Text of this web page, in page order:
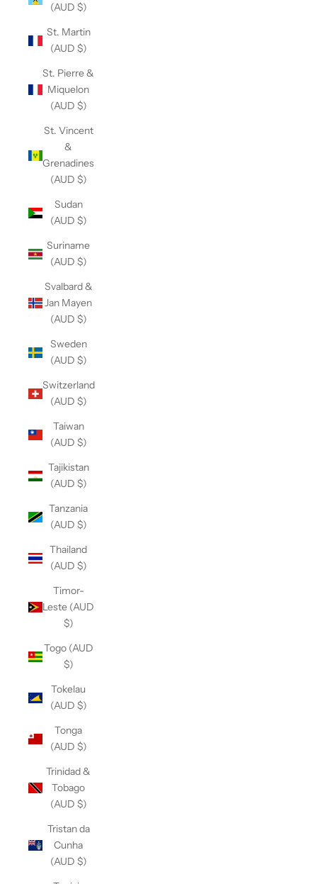
(AUD $)
St. Martin
(AUD $)
St. Pierre &
Miquelon
(AUD $)
St. Vincent
&
Grenadines
(AUD $)
Sudan
(AUD $)
Suriname
(AUD $)
Svalbard &
Jan Mayen
(AUD $)
Sweden
(AUD $)
Switzerland
(AUD $)
Taiwan
(AUD $)
Tajikistan
(AUD $)
Tanzania
(AUD $)
Thailand
(AUD $)
Timor-
Leste (AUD
$)
Togo (AUD
$)
Tokelau
(AUD $)
Tonga
(AUD $)
Trinidad &
Tobago
(AUD $)
Tristan da
Cunha
(AUD $)